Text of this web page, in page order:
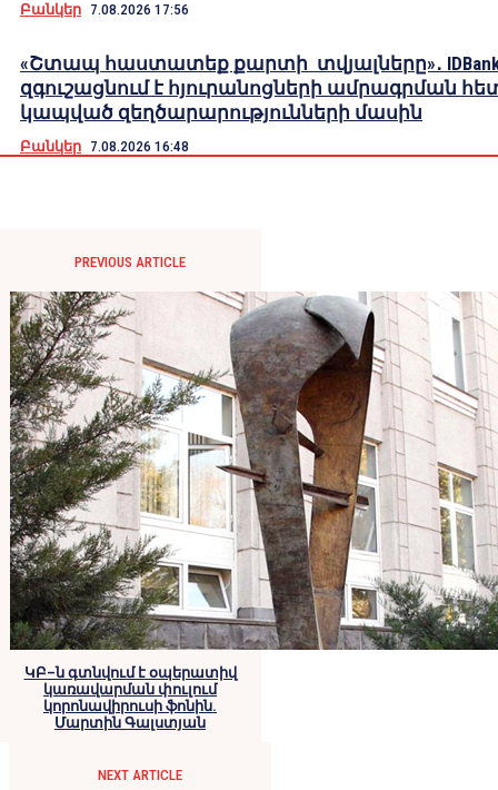
Բանկեր 7.08.2026 17:56
«Շտապ հաստատեք քարտի տվյալները»․
զգուշացնում է հյուրանոցների ամրագրման
կապված զեղծարարությունների մասին
Բանկեր 7.08.2026 16:48
PREVIOUS ARTICLE
ԿԲ–ն գտնվում է օպերատիվ
կառավարման փուլում
կորոնավիրուսի ֆոնին.
Մարտին Գալստյան
NEXT ARTICLE